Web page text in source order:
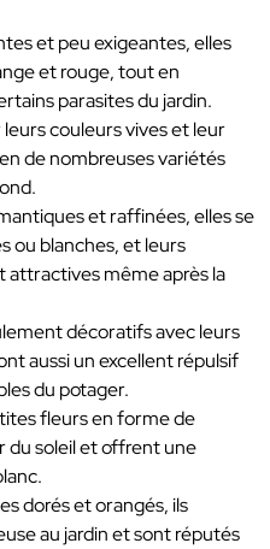
et peu exigeantes, elles
et rouge, tout en
parasites du jardin.
couleurs vives et leur
de nombreuses variétés
et raffinées, elles se
ou blanches, et leurs
attractives même après la
décoratifs avec leurs
aussi un excellent répulsif
du potager.
fleurs en forme de
du soleil et offrent une
dorés et orangés, ils
au jardin et sont réputés